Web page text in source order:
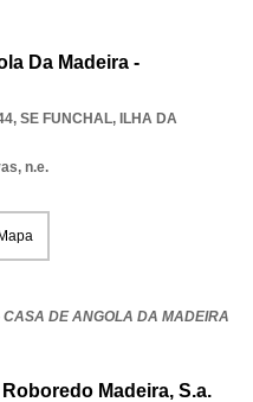
Da Madeira -
, SE FUNCHAL, ILHA DA
n.e.
CASA DE ANGOLA DA MADEIRA
Madeira, S.a.